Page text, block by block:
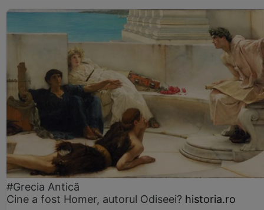
#Grecia Antică
Cine a fost Homer, autorul Odiseei? historia.ro